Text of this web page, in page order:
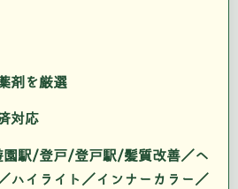
剤を厳選
対応
園駅/登戸/登戸駅/髪質改善／ヘ
ハイライト／インナーカラー／